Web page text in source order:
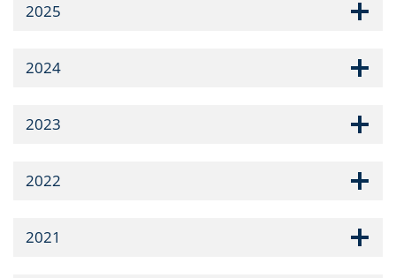
2025
2024
2023
2022
2021